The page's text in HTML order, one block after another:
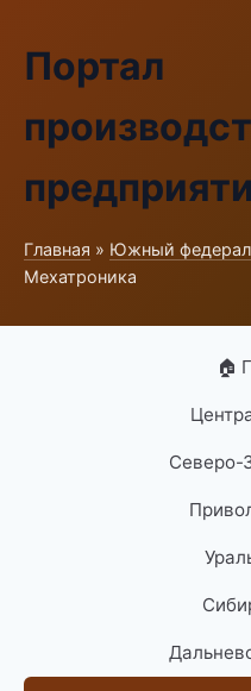
Портал
Главная » Южный
Мехатроника
🏠
Северо-